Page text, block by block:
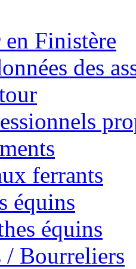
Finistère
des
ferrants
équins
équins
/ Bourreliers